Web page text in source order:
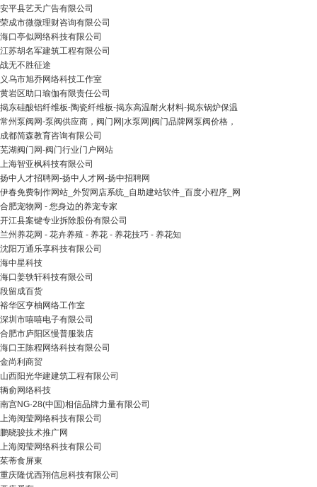
安平县艺天广告有限公司
荣成市微微理财咨询有限公司
海口亭似网络科技有限公司
江苏胡名军建筑工程有限公司
战无不胜征途
义乌市旭乔网络科技工作室
黄岩区助口瑜伽有限责任公司
揭东硅酸铝纤维板-陶瓷纤维板-揭东高温耐火材料-揭东锅炉保温
常州泵阀网-泵阀供应商，阀门网|水泵网|阀门品牌网泵阀价格，
成都简森教育咨询有限公司
芜湖阀门网-阀门行业门户网站
上海智亚枫科技有限公司
扬中人才招聘网-扬中人才网-扬中招聘网
伊春免费制作网站_外贸网店系统_自助建站软件_百度小程序_网
合肥宠物网 - 您身边的养宠专家
开江县案键专业拆除股份有限公司
兰州养花网 - 花卉养殖 - 养花 - 养花技巧 - 养花知
沈阳万通乐享科技有限公司
海中星科技
海口姜轶轩科技有限公司
段留成百货
裕华区亨柚网络工作室
深圳市嘻嘻电子有限公司
合肥市庐阳区慢普服装店
海口王陈程网络科技有限公司
金尚利商贸
山西阳光华建建筑工程有限公司
辆俞网络科技
南宫NG·28(中国)相信品牌力量有限公司
上海阅莹网络科技有限公司
鹏晓骏技术推广网
上海阅莹网络科技有限公司
茱蒂食屏東
重庆隆优西翔信息科技有限公司